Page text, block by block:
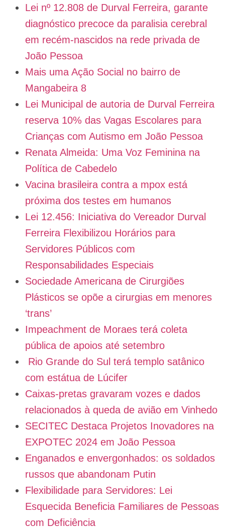
Lei nº 12.808 de Durval Ferreira, garante
diagnóstico precoce da paralisia cerebral
em recém-nascidos na rede privada de
João Pessoa
Mais uma Ação Social no bairro de
Mangabeira 8
Lei Municipal de autoria de Durval Ferreira
reserva 10% das Vagas Escolares para
Crianças com Autismo em João Pessoa
Renata Almeida: Uma Voz Feminina na
Política de Cabedelo
Vacina brasileira contra a mpox está
próxima dos testes em humanos
Lei 12.456: Iniciativa do Vereador Durval
Ferreira Flexibilizou Horários para
Servidores Públicos com
Responsabilidades Especiais
Sociedade Americana de Cirurgiões
Plásticos se opõe a cirurgias em menores
‘trans’
Impeachment de Moraes terá coleta
pública de apoios até setembro
Rio Grande do Sul terá templo satânico
com estátua de Lúcifer
Caixas-pretas gravaram vozes e dados
relacionados à queda de avião em Vinhedo
SECITEC Destaca Projetos Inovadores na
EXPOTEC 2024 em João Pessoa
Enganados e envergonhados: os soldados
russos que abandonam Putin
Flexibilidade para Servidores: Lei
Esquecida Beneficia Familiares de Pessoas
com Deficiência